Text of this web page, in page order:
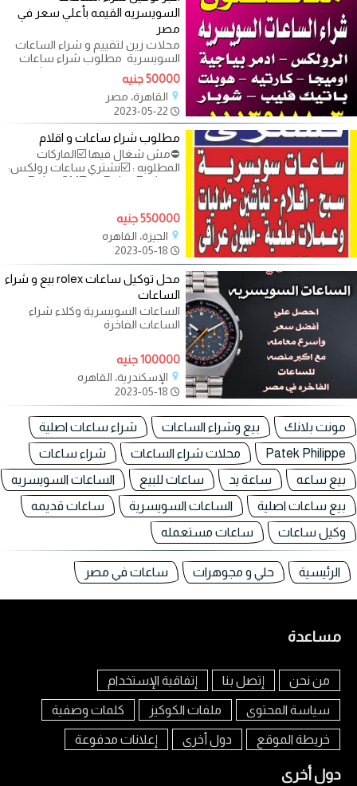
السويسريه القيمه بأعلي سعر في
مصر
محلات زين لتقييم و شراء الساعات
السويسرية ‎ مطلوب شراء ساعات
اصلية مستعملة قديمة وحديثة هل
تريد
50000 جنيه
القاهرة، مصر
مطلوب شراء ساعات و اقلام
⛔مش شغال فيها ☑️الماركات
المطلوبه : ☑️نشتري ساعات رولكس:
Rolex Explorer ، و Rolex GMT
550000 جنيه
الجيزة، القاهره
محل توكيل ساعات rolex بيع و شراء
الساعات
الساعات السويسرية وكلاء شراء
الساعات الفاخرة
100000 جنيه
الإسكندرية، القاهره
مونت بلانك بيع وشراء الساعات
شراء ساعات اصلية
Patek Philippe
محلات شراء الساعات
شراء ساعات
بيع ساعه
ساعة يد ساعات للبيع
الساعات السويسريه
بيع ساعات اصلية
الساعات السويسرية
ساعات قديمه
وكيل ساعات
ساعات مستعمله
الرئيسية حلي و مجوهرات ساعات في مصر
مساعدة
من نحن إتصل بنا إتفاقية الإستخدام
سياسة المحتوى ملفات الكوكيز كلمات وصفية
خريطة الموقع دول أخرى إعلانات مدفوعة
دول أخرى